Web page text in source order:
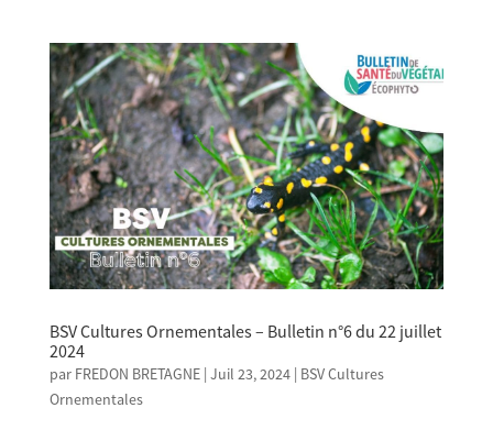
BSV Cultures Ornementales – Bulletin n°6 du 22 juillet
2024
par FREDON BRETAGNE| Juil 23, 2024| BSV Cultures
Ornementales